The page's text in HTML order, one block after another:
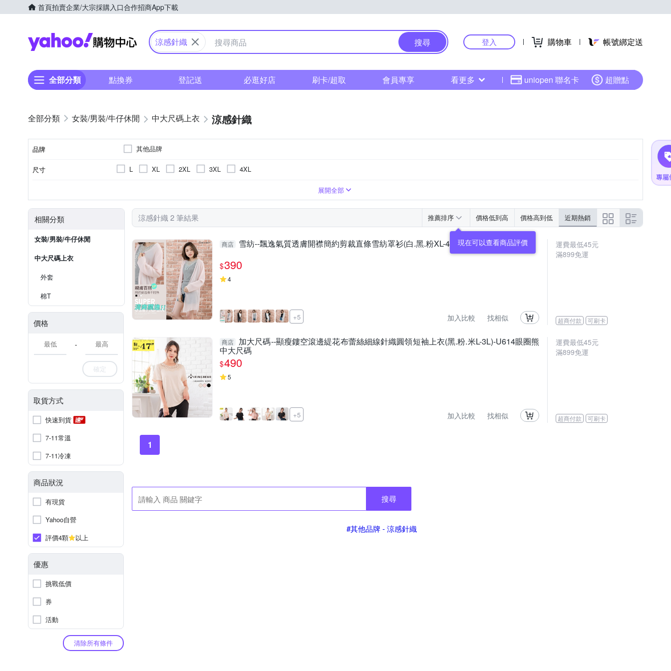
首頁拍賣企業/大宗採購入口合作招商App下載
Yahoo購物中心
涼感針織 搜尋 登入 購物車 帳號綁定送
全部分類 點換券 登記送 必逛好店 刷卡/超取 會員專享 看更多 uniopen 聯名卡 超贈點
女裝/男裝/牛仔休閒 中大尺碼上衣 涼感針織
品牌 其他品牌
尺寸 L XL 2XL 3XL 4XL
展開全部
相關分類
女裝/男裝/牛仔休閒
中大尺碼上衣
外套
棉T
價格
-
確定
取貨方式
快速到貨
7-11常溫
7-11冷凍
商品狀況
有現貨
Yahoo自營
評價4顆
以上
優惠
挑戰低價
券
活動
清除所有條件
涼感針織 2 筆結果 推薦排序 價格低到高 價格高到低 近期熱銷
現在可以查看商品評價
商店 雪紡--飄逸氣質透膚開襟簡約剪裁直條雪紡罩衫(白.黑.粉XL-4L)-J214眼圈熊中大尺碼
$390
4
+5 加入比較 找相似
運費最低45元
滿899免運
超商付款 可刷卡
商店 加大尺碼--顯瘦鏤空滾邊緹花布蕾絲細線針織圓領短袖上衣(黑.粉.米L-3L)-U614眼圈熊
中大尺碼
$490
5
+5 加入比較 找相似
運費最低45元
滿899免運
超商付款 可刷卡
1
搜尋
#其他品牌 - 涼感針織